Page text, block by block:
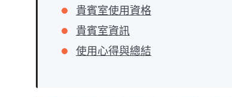
貴賓室使用資格
貴賓室資訊
使用心得與總結